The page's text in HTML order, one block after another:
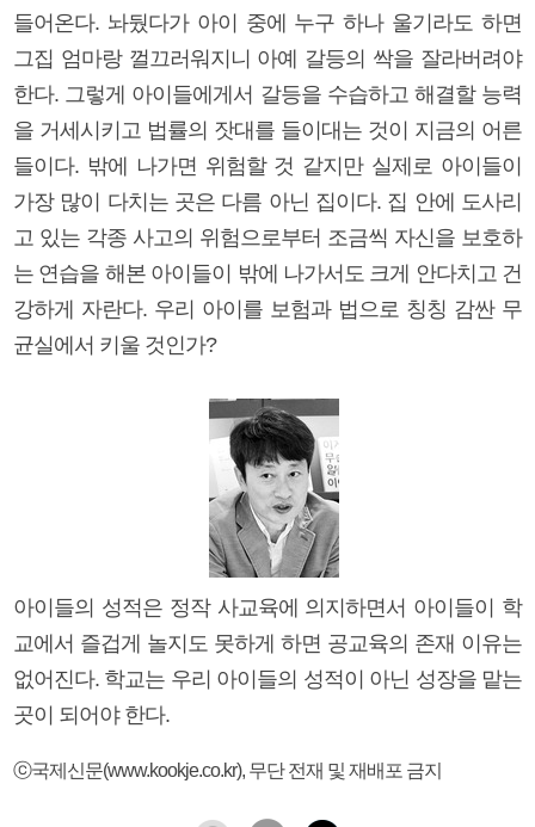
들어온다. 놔뒀다가 아이 중에 누구 하나 울기라도 하면
그집 엄마랑 껄끄러워지니 아예 갈등의 싹을 잘라버려야
한다. 그렇게 아이들에게서 갈등을 수습하고 해결할 능력
을 거세시키고 법률의 잣대를 들이대는 것이 지금의 어른
들이다. 밖에 나가면 위험할 것 같지만 실제로 아이들이
가장 많이 다치는 곳은 다름 아닌 집이다. 집 안에 도사리
고 있는 각종 사고의 위험으로부터 조금씩 자신을 보호하
는 연습을 해본 아이들이 밖에 나가서도 크게 안다치고 건
강하게 자란다. 우리 아이를 보험과 법으로 칭칭 감싼 무
균실에서 키울 것인가?
아이들의 성적은 정작 사교육에 의지하면서 아이들이 학
교에서 즐겁게 놀지도 못하게 하면 공교육의 존재 이유는
없어진다. 학교는 우리 아이들의 성적이 아닌 성장을 맡는
곳이 되어야 한다.
ⓒ국제신문(www.kookje.co.kr), 무단 전재 및 재배포 금지